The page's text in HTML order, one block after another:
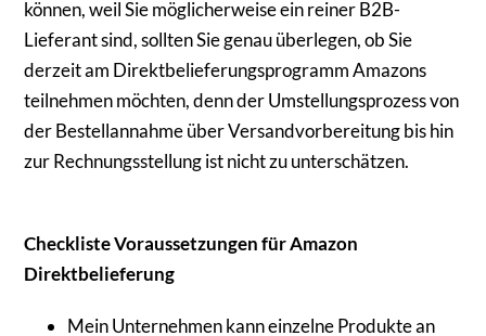
können, weil Sie möglicherweise ein reiner B2B-
Lieferant sind, sollten Sie genau überlegen, ob Sie
derzeit am Direktbelieferungsprogramm Amazons
teilnehmen möchten, denn der Umstellungsprozess von
der Bestellannahme über Versandvorbereitung bis hin
zur Rechnungsstellung ist nicht zu unterschätzen.
Checkliste Voraussetzungen für Amazon
Direktbelieferung
Mein Unternehmen kann einzelne Produkte an